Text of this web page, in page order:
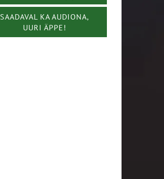
SAADAVAL KA AUDIONA,
UURI ÄPPE!